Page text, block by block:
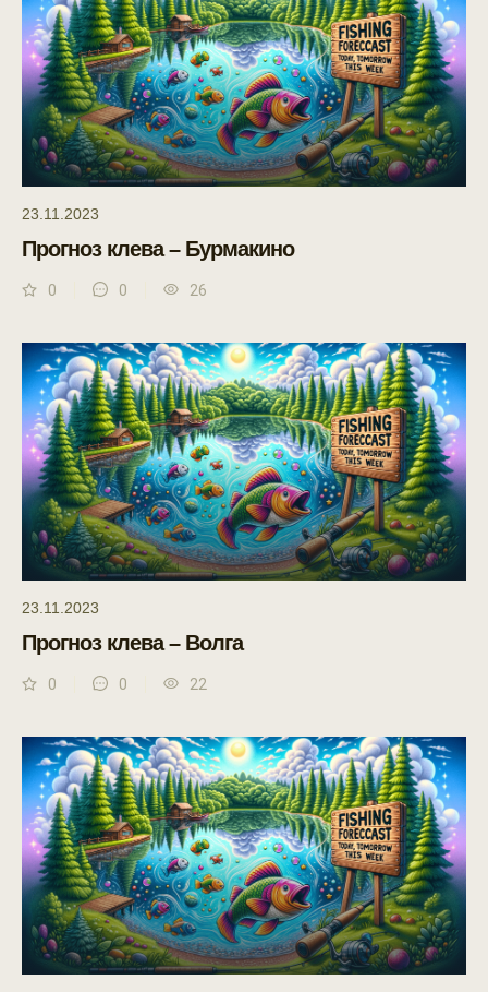
23.11.2023
Прогноз клева – Бурмакино
0 0 26
23.11.2023
Прогноз клева – Волга
0 0 22